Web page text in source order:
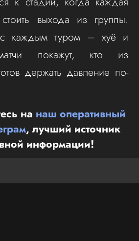
выхода из группы.
с каждым туром – хуё и
покажут, кто из
держать давление по-
на наш оперативный
, лучший источник
информации!